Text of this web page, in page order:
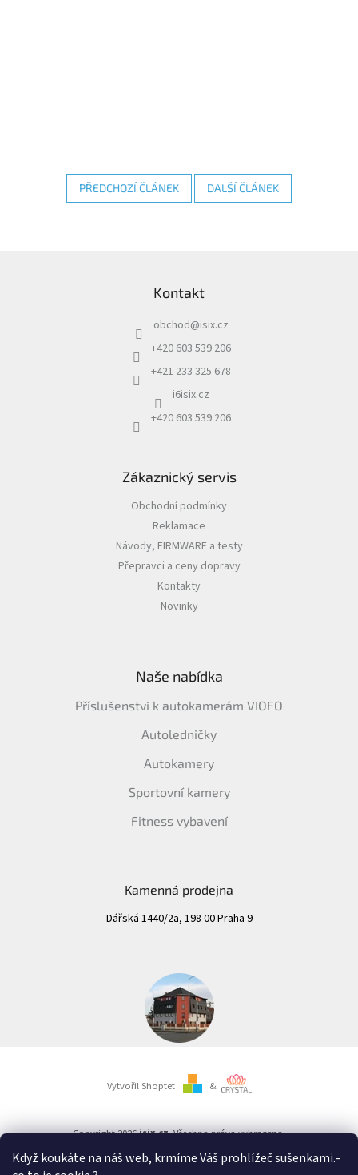
Když koukáte na náš web, krmíme Váš prohlížeč sušenkami.-
PŘEDCHOZÍ ČLÁNEK DALŠÍ ČLÁNEK
Kontakt
obchod@isix.cz
+420 603 539 206
+421 233 325 678
i6isix.cz
+420 603 539 206
Zákaznický servis
Obchodní podmínky
Reklamace
Návody, FIRMWARE a testy
Přepravci a ceny dopravy
Kontakty
Novinky
Naše nabídka
Příslušenství k autokamerám VIOFO
Autoledničky
Autokamery
Sportovní kamery
Fitness vybavení
Kamenná prodejna
Dářská 1440/2a, 198 00 Praha 9
Vytvořil Shoptet &
Copyright 2026isix.cz. Všechna práva vyhrazena.